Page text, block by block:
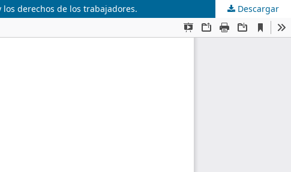
derechos de los trabajadores. Descargar